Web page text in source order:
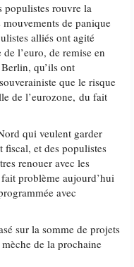
populistes rouvre la
de panique
alliés ont agité
l’euro, de remise en
qu’ils ont
que le risque
de l’eurozone, du fait
qui veulent garder
fiscal, et des populistes
renouer avec les
problème aujourd’hui
avec
sur la somme de projets
de la prochaine